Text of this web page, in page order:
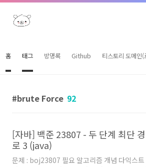
본문 바로가기
홈 태그 방명록 Github 티스토리 도메인
brute Force 92
[자바] 백준 23807 - 두 단계 최단 경
로 3 (java)
문제 : boj23807 필요 알고리즘 개념 다익스트